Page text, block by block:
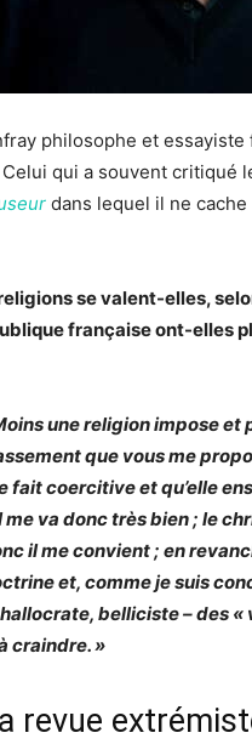
philosophe et
qui a souvent critiqué
dans lequel il ne
se valent-elles,
française ont-elles
une religion impose et
que vous me
fait coercitive et qu’elle
va donc très bien ; le
il me convient ; en
et, comme je suis
belliciste – des «
craindre. »
revue